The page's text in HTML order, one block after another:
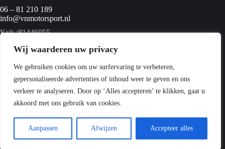
Wij waarderen uw privacy
We gebruiken cookies om uw surfervaring te verbeteren,
gepersonaliseerde advertenties of inhoud weer te geven en ons
verkeer te analyseren. Door op ‘Alles accepteren’ te klikken, gaat u
akkoord met ons gebruik van cookies.
Aanpassen Afwijzen Accepteer alles
06 – 81 210 189
info@vnmotorsport.nl
Kvk :81446055
Menu
Home
Quads
Over ons